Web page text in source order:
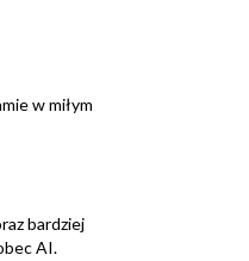
w miłym
bardziej
AI.